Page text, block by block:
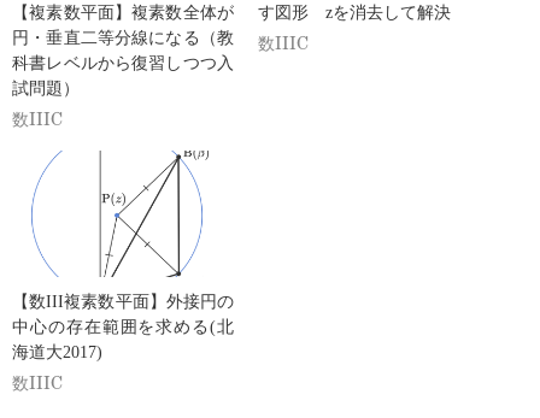
【複素数平面】複素数全体が
円・垂直二等分線になる（教
科書レベルから復習しつつ入
試問題）
数IIIC
す図形 zを消去して解決
数IIIC
【数III複素数平面】外接円の
中心の存在範囲を求める(北
海道大2017)
数IIIC